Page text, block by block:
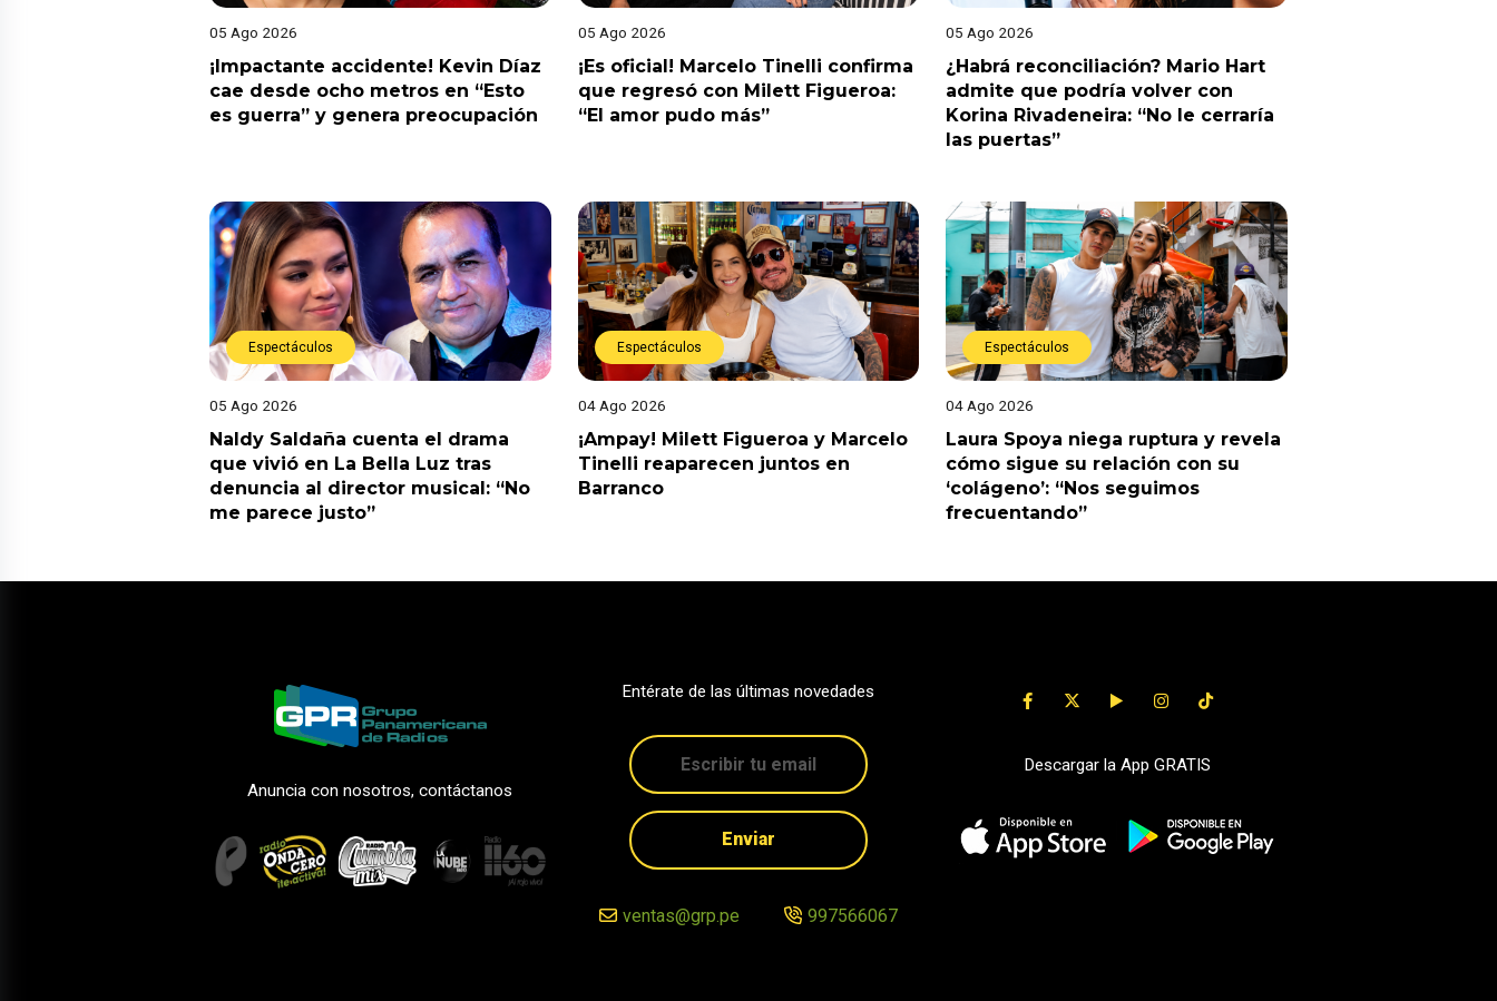
05 Ago 2026
¡Impactante accidente! Kevin Díaz
cae desde ocho metros en “Esto
es guerra” y genera preocupación
05 Ago 2026
¡Es oficial! Marcelo Tinelli confirma
que regresó con Milett Figueroa:
“El amor pudo más”
05 Ago 2026
¿Habrá reconciliación? Mario Hart
admite que podría volver con
Korina Rivadeneira: “No le cerraría
las puertas”
Espectáculos
05 Ago 2026
Naldy Saldaña cuenta el drama
que vivió en La Bella Luz tras
denuncia al director musical: “No
me parece justo”
Espectáculos
04 Ago 2026
¡Ampay! Milett Figueroa y Marcelo
Tinelli reaparecen juntos en
Barranco
Espectáculos
04 Ago 2026
Laura Spoya niega ruptura y revela
cómo sigue su relación con su
‘colágeno’: “Nos seguimos
frecuentando”
Anuncia con nosotros, contáctanos
Entérate de las últimas novedades
Enviar
ventas@grp.pe 997566067
Descargar la App GRATIS